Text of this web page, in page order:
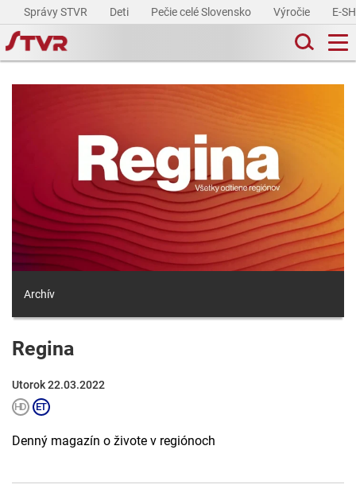
Správy STVR Deti Pečie celé Slovensko Výročie E-
Archív
Regina
Utorok 22.03.2022
Denný magazín o živote v regiónoch